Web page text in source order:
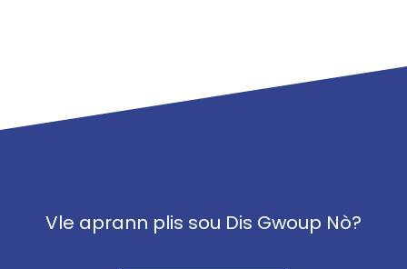
Vle aprann plis sou Dis Gwoup Nò?